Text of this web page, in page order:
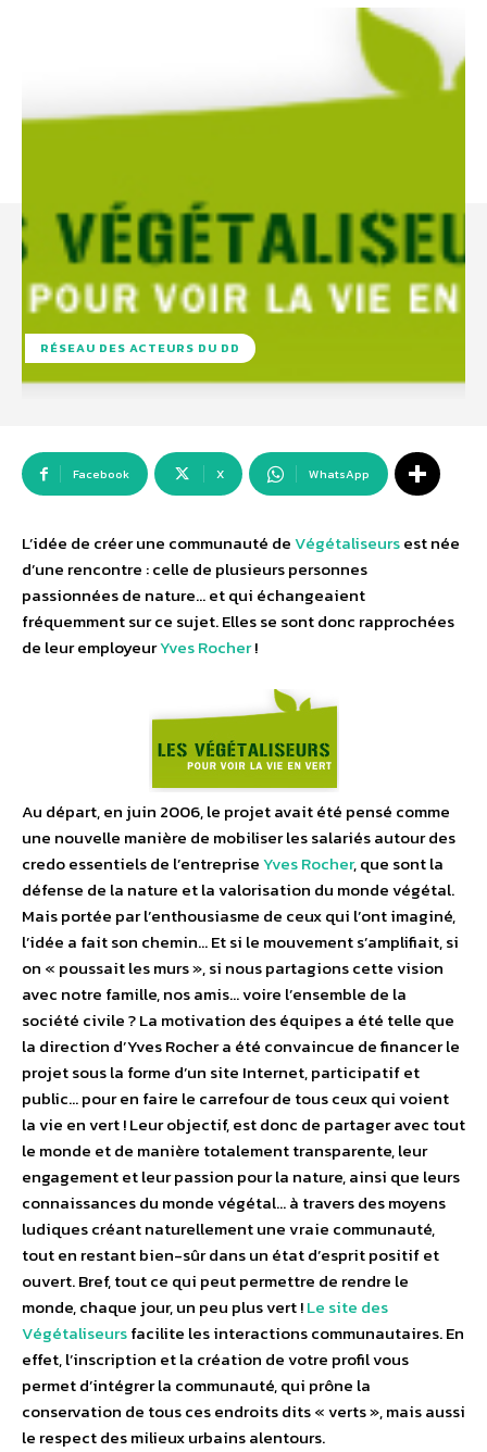
RÉSEAU DES ACTEURS DU DD
Facebook X WhatsApp
L’idée de créer une communauté deVégétaliseursest née
d’une rencontre : celle de plusieurs personnes
passionnées de nature… et qui échangeaient
fréquemment sur ce sujet. Elles se sont donc rapprochées
de leur employeurYves Rocher!
Au départ, en juin 2006, le projet avait été pensé comme
une nouvelle manière de mobiliser les salariés autour des
credo essentiels de l’entrepriseYves Rocher, que sont la
défense de la nature et la valorisation du monde végétal.
Mais portée par l’enthousiasme de ceux qui l’ont imaginé,
l’idée a fait son chemin… Et si le mouvement s’amplifiait, si
on « poussait les murs », si nous partagions cette vision
avec notre famille, nos amis… voire l’ensemble de la
société civile ? La motivation des équipes a été telle que
la direction d’Yves Rocher a été convaincue de financer le
projet sous la forme d’un site Internet, participatif et
public… pour en faire le carrefour de tous ceux qui voient
la vie en vert ! Leur objectif, est donc de partager avec tout
le monde et de manière totalement transparente, leur
engagement et leur passion pour la nature, ainsi que leurs
connaissances du monde végétal… à travers des moyens
ludiques créant naturellement une vraie communauté,
tout en restant bien-sûr dans un état d’esprit positif et
ouvert. Bref, tout ce qui peut permettre de rendre le
monde, chaque jour, un peu plus vert !Le site des
Végétaliseursfacilite les interactions communautaires. En
effet, l’inscription et la création de votre profil vous
permet d’intégrer la communauté, qui prône la
conservation de tous ces endroits dits « verts », mais aussi
le respect des milieux urbains alentours.